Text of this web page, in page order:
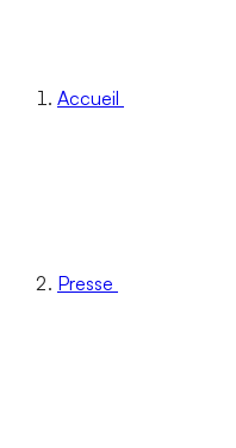
Accueil
Presse